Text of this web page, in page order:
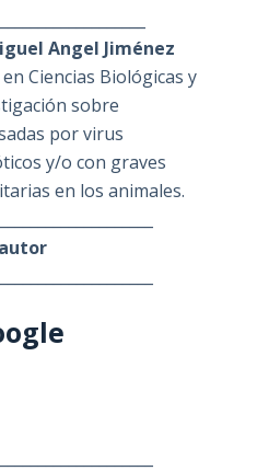
Angel Jiménez
Ciencias Biológicas y
sobre
por virus
y/o con graves
en los animales.